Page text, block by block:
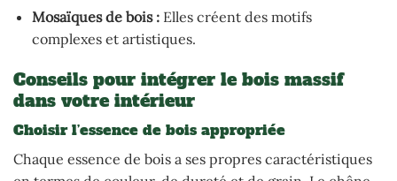
Mosaïques de bois :Elles créent des motifs
complexes et artistiques.
Conseils pour intégrer le bois massif
dans votre intérieur
Choisir l’essence de bois appropriée
Chaque essence de bois a ses propres caractéristiques